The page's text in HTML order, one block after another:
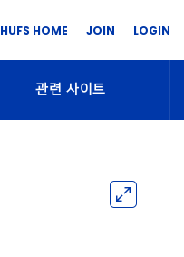
HUFS HOME JOIN LOGIN
관련 사이트